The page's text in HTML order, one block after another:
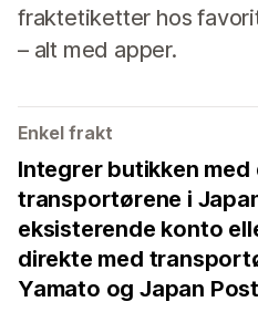
fraktetiketter hos
– alt med apper.
Enkel frakt
Integrer butikken
transportørene i
eksisterende konto
direkte med
Yamato og Japan